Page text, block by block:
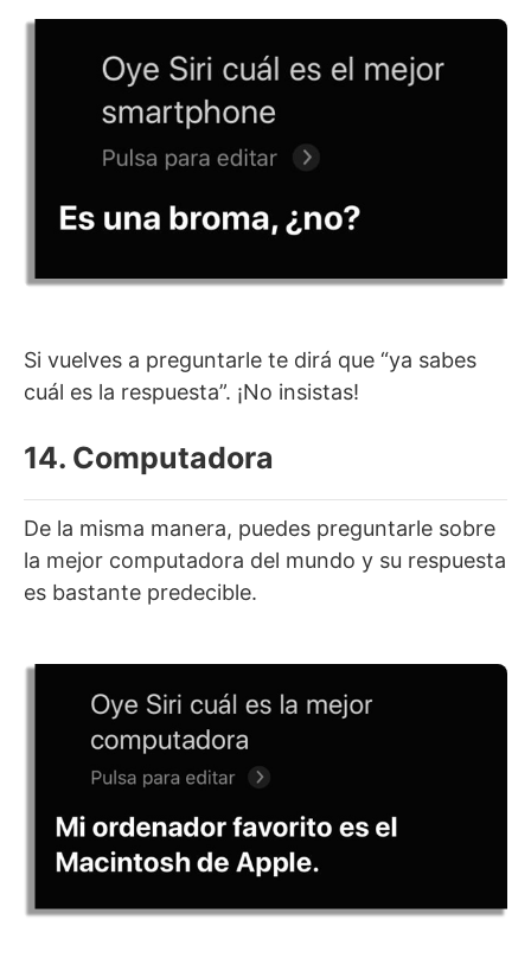
Si vuelves a preguntarle te dirá que “ya sabes
cuál es la respuesta”. ¡No insistas!
14. Computadora
De la misma manera, puedes preguntarle sobre
la mejor computadora del mundo y su respuesta
es bastante predecible.